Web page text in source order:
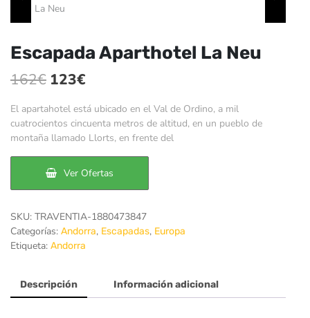
Escapada Aparthotel La Neu
162€ El
precio
original
era:
162€.
123€
precio
actual
es:
123€.
El apartahotel está ubicado en el Val de Ordino, a mil
cuatrocientos cincuenta metros de altitud, en un pueblo de
montaña llamado Llorts, en frente del
Ver Ofertas
SKU: TRAVENTIA-1880473847
Categorías: Andorra, Escapadas, Europa
Etiqueta: Andorra
Descripción Información adicional